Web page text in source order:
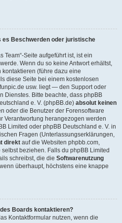
es Beschwerden oder juristische
Team“-Seite aufgeführt ist, ist ein
Wenn du so keine Antwort erhältst,
(führe dazu eine
diese Seite bei einem kostenlosen
usw. liegt — den Support oder
Dienstes. Bitte beachte, dass phpBB
e. V. (phpBB.de) absolut keinen
oder die Benutzer der Forensoftware
Verantwortung herangezogen werden
Limited oder phpBB Deutschland e. V. in
Fragen (Unterlassungserklärungen,
direkt auf die Websiten phpbb.com,
beziehen. Falls du phpBB Limited
schreibst, die die Softwarenutzung
überhaupt, höchstens eine knappe
Boards kontaktieren?
Kontaktformular nutzen, wenn die